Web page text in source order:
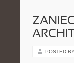
POSTED